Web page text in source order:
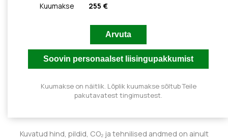
Kuumakse
255 €
Kuumakse on näitlik. Lõplik kuumakse sõltub Teile
pakutavatest tingimustest.
Kuvatud hind, pildid, CO₂ ja tehnilised andmed on ainult